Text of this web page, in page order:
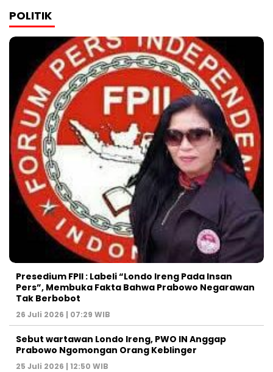
POLITIK
Presedium FPII : Labeli “Londo Ireng Pada Insan
Pers”, Membuka Fakta Bahwa Prabowo Negarawan
Tak Berbobot
26 Juli 2026 | 07:29 WIB
Sebut wartawan Londo Ireng, PWO IN Anggap
Prabowo Ngomongan Orang Keblinger
25 Juli 2026 | 12:50 WIB